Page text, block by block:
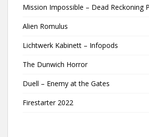
Mission Impossible – Dead Reckoning
Alien Romulus
Lichtwerk Kabinett – Infopods
The Dunwich Horror
Duell – Enemy at the Gates
Firestarter 2022